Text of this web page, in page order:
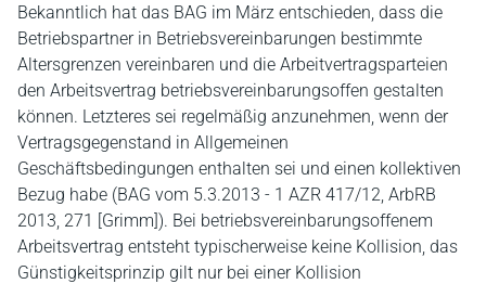
Bekanntlich hat das BAG im März entschieden, dass die
Betriebspartner in Betriebsvereinbarungen bestimmte
Altersgrenzen vereinbaren und die Arbeitvertragsparteien
den Arbeitsvertrag betriebsvereinbarungsoffen gestalten
können. Letzteres sei regelmäßig anzunehmen, wenn der
Vertragsgegenstand in Allgemeinen
Geschäftsbedingungen enthalten sei und einen kollektiven
Bezug habe (BAG vom 5.3.2013 - 1 AZR 417/12, ArbRB
2013, 271 [Grimm]). Bei betriebsvereinbarungsoffenem
Arbeitsvertrag entsteht typischerweise keine Kollision, das
Günstigkeitsprinzip gilt nur bei einer Kollision